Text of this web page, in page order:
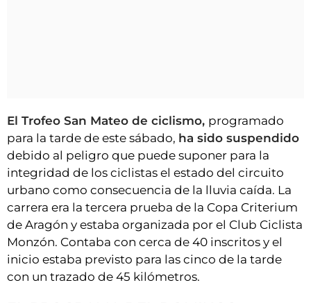
El Trofeo San Mateo de ciclismo, programado
para la tarde de este sábado, ha sido suspendido
debido al peligro que puede suponer para la
integridad de los ciclistas el estado del circuito
urbano como consecuencia de la lluvia caída. La
carrera era la tercera prueba de la Copa Criterium
de Aragón y estaba organizada por el Club Ciclista
Monzón. Contaba con cerca de 40 inscritos y el
inicio estaba previsto para las cinco de la tarde
con un trazado de 45 kilómetros.